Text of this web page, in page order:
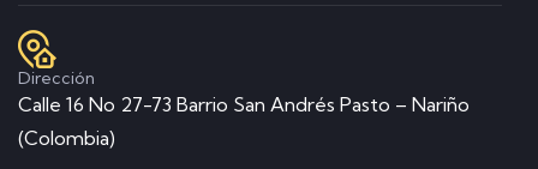
Dirección
Calle 16 No 27-73 Barrio San Andrés Pasto – Nariño
(Colombia)